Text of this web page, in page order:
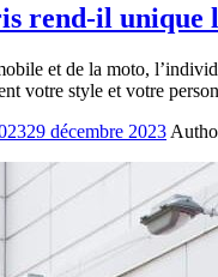
rend-il unique
et de la moto,
votre style et votre
29 décembre 2023